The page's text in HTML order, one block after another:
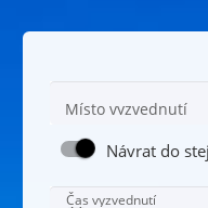
Místo vyzvednutí
Návrat do
Čas vyzvednutí